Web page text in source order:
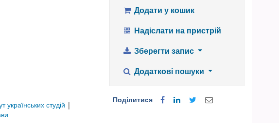
українських студій |
Додати у кошик
Надіслати на пристрій
Зберегти запис
Додаткові пошуки
Поділитися